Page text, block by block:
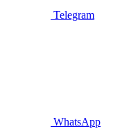
Telegram
WhatsApp